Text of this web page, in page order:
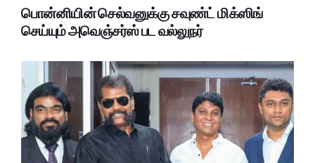
பொன்னியின் செல்வனுக்கு சவுண்ட் மிக்ஸிங்
செய்யும் அவெஞ்சர்ஸ் பட வல்லுநர்